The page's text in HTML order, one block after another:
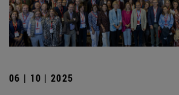
06 | 10 | 2025